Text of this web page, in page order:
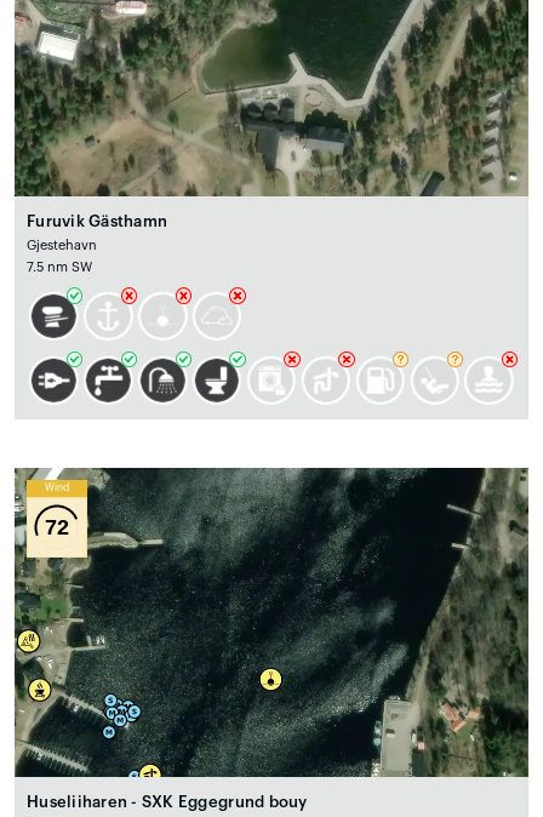
Furuvik Gästhamn
Gjestehavn
7.5 nm SW
Wind
72
Huseliiharen - SXK Eggegrund bouy